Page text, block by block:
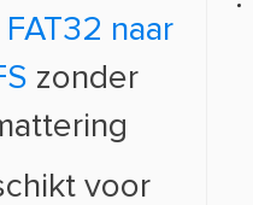
naar
zonder
voor